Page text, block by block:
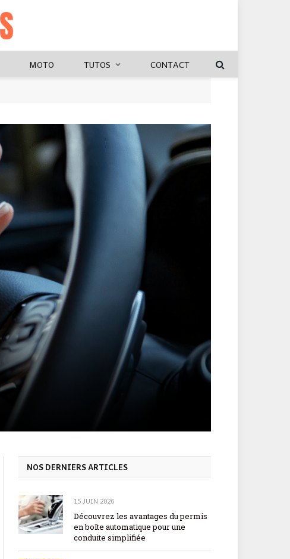
MOTO TUTOS CONTACT
NOS DERNIERS ARTICLES
15 JUIN 2026
Découvrez les avantages du permis
en boîte automatique pour une
conduite simplifiée